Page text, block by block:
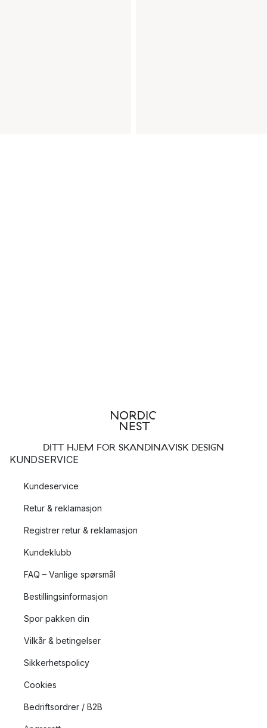
DITT HJEM FOR SKANDINAVISK DESIGN
KUNDSERVICE
Kundeservice
Retur & reklamasjon
Registrer retur & reklamasjon
Kundeklubb
FAQ – Vanlige spørsmål
Bestillingsinformasjon
Spor pakken din
Vilkår & betingelser
Sikkerhetspolicy
Cookies
Bedriftsordrer / B2B